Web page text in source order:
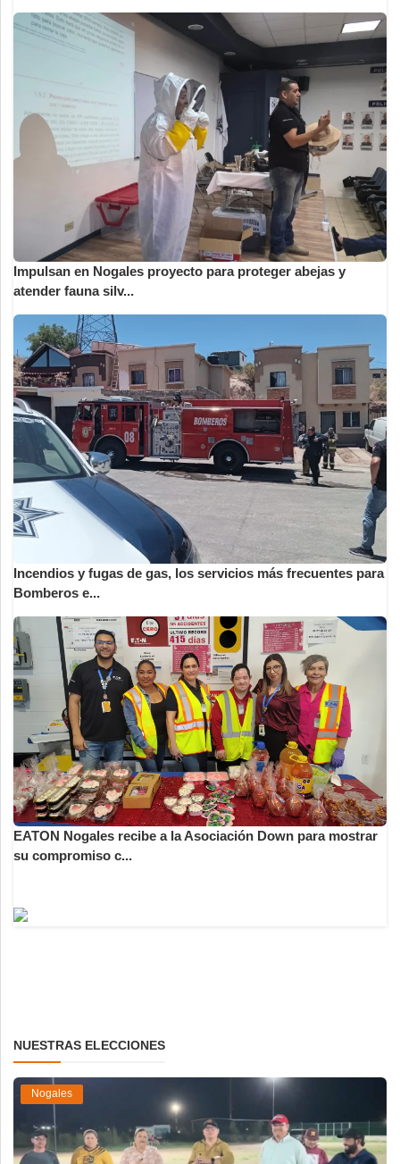
Impulsan en Nogales proyecto para proteger abejas y
atender fauna silv...
Incendios y fugas de gas, los servicios más frecuentes para
Bomberos e...
EATON Nogales recibe a la Asociación Down para mostrar
su compromiso c...
NUESTRAS ELECCIONES
Nogales